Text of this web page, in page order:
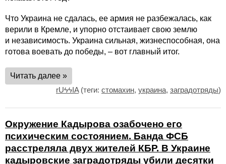
Что Украина не сдалась, ее армия не разбежалась, как
верили в Кремле, и упорно отстаивает свою землю
и независимость. Украина сильная, жизнеспособная, она
готова воевать до победы, – вот главный итог.
Читать далее »
rUϟϟIA(теги: стомахин, украина, заградотряды)
Окружение Кадырова озабочено его
психическим состоянием. Банда ФСБ
расстреляла двух жителей КБР. В Украине
кадыровские заградотряды убили десятки